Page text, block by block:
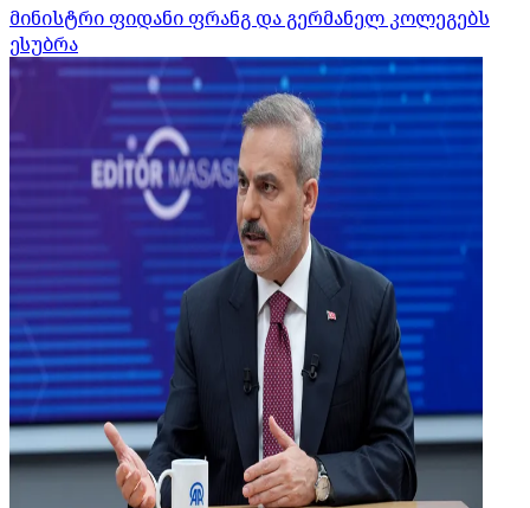
მინისტრი ფიდანი ფრანგ და გერმანელ კოლეგებს
ესუბრა